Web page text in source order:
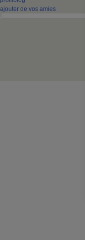
ajouter de vos amies